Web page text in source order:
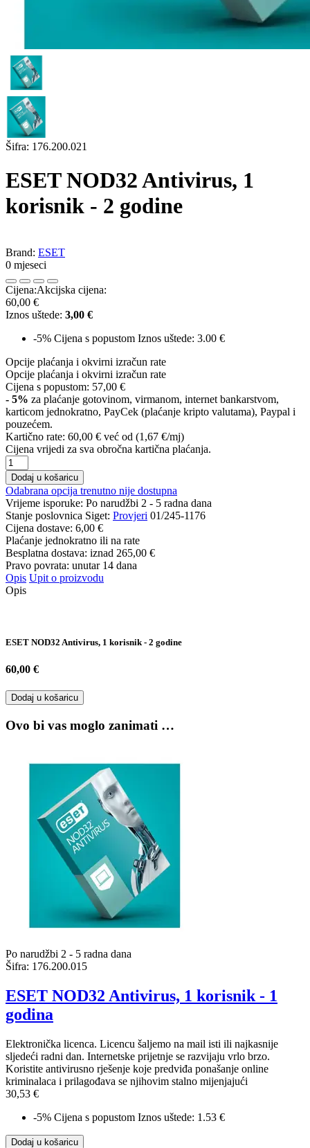
Šifra: 176.200.021
ESET NOD32 Antivirus, 1
korisnik - 2 godine
Brand: ESET
0 mjeseci
Cijena:Akcijska cijena:
60,00 €
Iznos uštede: 3,00 €
-5% Cijena s popustom Iznos uštede: 3.00 €
Opcije plaćanja i okvirni izračun rate
Opcije plaćanja i okvirni izračun rate
Cijena s popustom: 57,00 €
- 5% za plaćanje gotovinom, virmanom, internet bankarstvom,
karticom jednokratno, PayCek (plaćanje kripto valutama), Paypal i
pouzećem.
Kartično rate: 60,00 € već od (1,67 €/mj)
Cijena vrijedi za sva obročna kartična plaćanja.
Dodaj u košaricu
Odabrana opcija trenutno nije dostupna
Vrijeme isporuke: Po narudžbi 2 - 5 radna dana
Stanje poslovnica Siget: Provjeri 01/245-1176
Cijena dostave: 6,00 €
Plaćanje jednokratno ili na rate
Besplatna dostava: iznad 265,00 €
Pravo povrata: unutar 14 dana
Opis Upit o proizvodu
Opis
ESET NOD32 Antivirus, 1 korisnik - 2 godine
60,00 €
Dodaj u košaricu
Ovo bi vas moglo zanimati …
Po narudžbi 2 - 5 radna dana
Šifra: 176.200.015
ESET NOD32 Antivirus, 1 korisnik - 1
godina
Elektronička licenca. Licencu šaljemo na mail isti ili najkasnije
sljedeći radni dan. Internetske prijetnje se razvijaju vrlo brzo.
Koristite antivirusno rješenje koje predviđa ponašanje online
kriminalaca i prilagođava se njihovim stalno mijenjajući
30,53 €
-5% Cijena s popustom Iznos uštede: 1.53 €
Dodaj u košaricu